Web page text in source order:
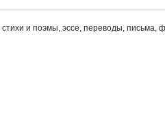
и поэмы, эссе, переводы, письма,